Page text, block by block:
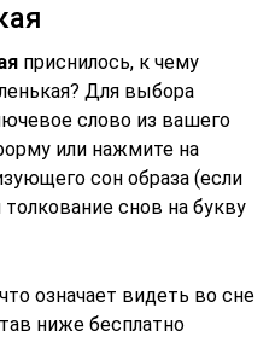
приснилось, к чему
Для выбора
слово из вашего
или нажмите на
сон образа (если
снов на букву
означает видеть во сне
ниже бесплатно